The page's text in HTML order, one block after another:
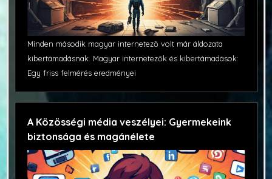
Minden második magyar internetező volt már áldozata
kibertámadásnak. Magyar internetezők és kibertámadások:
Egy friss felmérés eredményei
A Közösségi média veszélyei: Gyermekeink
biztonsága és magánélete